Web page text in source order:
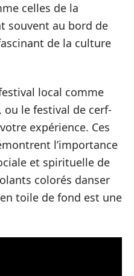
celles de la
souvent au bord de
de la culture
local comme
le festival de cerf-
expérience. Ces
l’importance
et spirituelle de
colorés danser
toile de fond est une